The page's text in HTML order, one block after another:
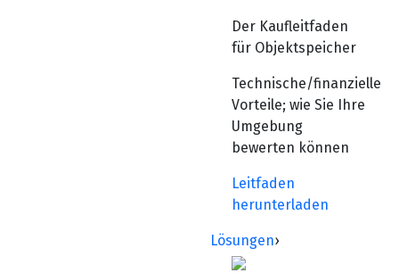
Der Kaufleitfaden
für Objektspeicher
Technische/finanzielle
Vorteile; wie Sie Ihre
Umgebung
bewerten können
Leitfaden
herunterladen
Lösungen›